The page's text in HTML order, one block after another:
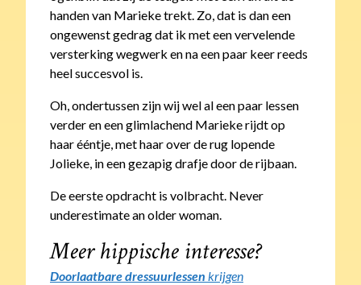
handen van Marieke trekt. Zo, dat is dan een
ongewenst gedrag dat ik met een vervelende
versterking wegwerk en na een paar keer reeds
heel succesvol is.
Oh, ondertussen zijn wij wel al een paar lessen
verder en een glimlachend Marieke rijdt op
haar ééntje, met haar over de rug lopende
Jolieke, in een gezapig drafje door de rijbaan.
De eerste opdracht is volbracht. Never
underestimate an older woman.
Meer hippische interesse?
Doorlaatbare dressuurlessen krijgen